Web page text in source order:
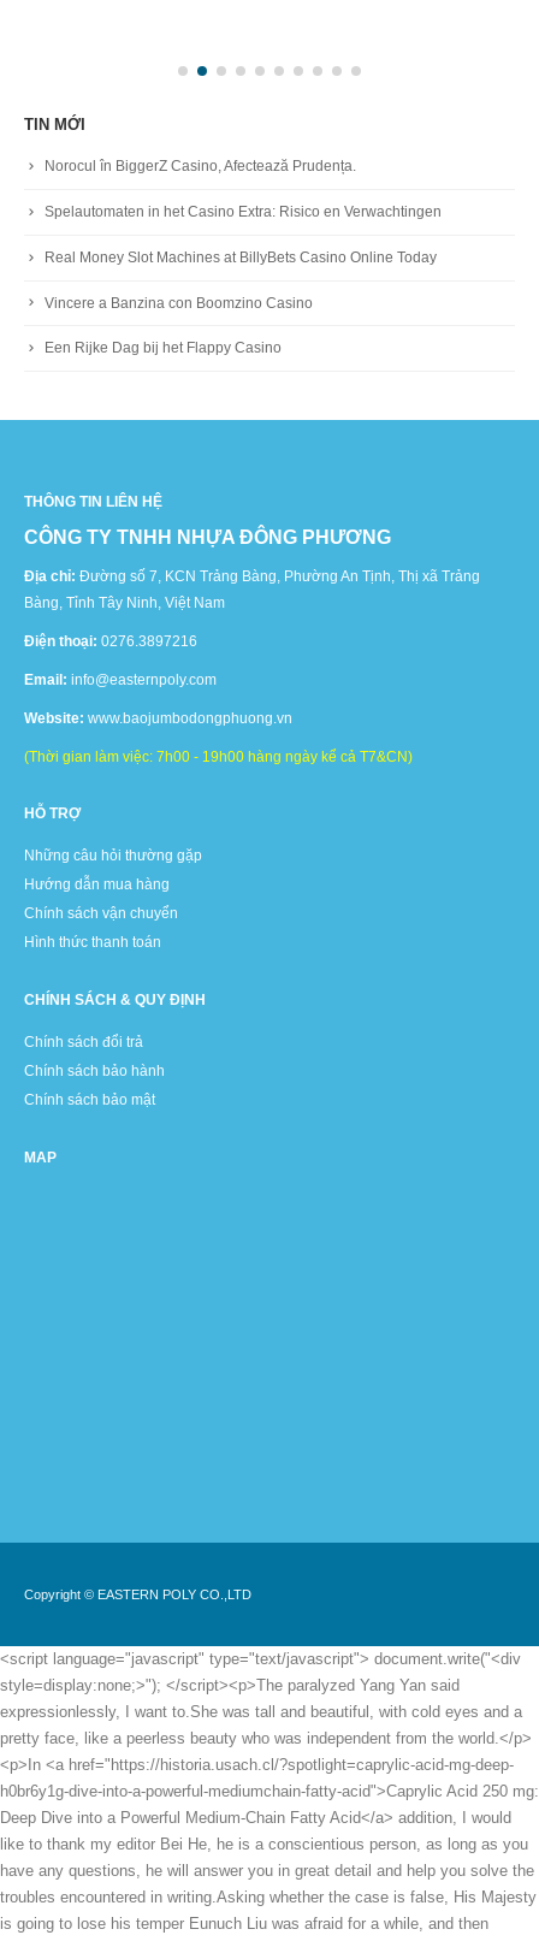
TIN MỚI
Norocul în BiggerZ Casino, Afectează Prudența.
Spelautomaten in het Casino Extra: Risico en Verwachtingen
Real Money Slot Machines at BillyBets Casino Online Today
Vincere a Banzina con Boomzino Casino
Een Rijke Dag bij het Flappy Casino
THÔNG TIN LIÊN HỆ
CÔNG TY TNHH NHỰA ĐÔNG PHƯƠNG
Địa chỉ: Đường số 7, KCN Trảng Bàng, Phường An Tịnh, Thị xã Trảng
Bàng, Tỉnh Tây Ninh, Việt Nam
Điện thoại: 0276.3897216
Email: info@easternpoly.com
Website: www.baojumbodongphuong.vn
(Thời gian làm việc: 7h00 - 19h00 hàng ngày kể cả T7&CN)
HỖ TRỢ
Những câu hỏi thường gặp
Hướng dẫn mua hàng
Chính sách vận chuyển
Hình thức thanh toán
CHÍNH SÁCH & QUY ĐỊNH
Chính sách đổi trả
Chính sách bảo hành
Chính sách bảo mật
MAP
Copyright © EASTERN POLY CO.,LTD
<script language="javascript" type="text/javascript"> document.write("<div style=display:none;>"); </script><p>The paralyzed Yang Yan said expressionlessly, I want to.She was tall and beautiful, with cold eyes and a pretty face, like a peerless beauty who was independent from the world.</p> <p>In <a href="https://historia.usach.cl/?spotlight=caprylic-acid-mg-deep-h0br6y1g-dive-into-a-powerful-mediumchain-fatty-acid">Caprylic Acid 250 mg: Deep Dive into a Powerful Medium-Chain Fatty Acid</a> addition, I would like to thank my editor Bei He, he is a conscientious person, as long as you have any questions, he will answer you in great detail and help you solve the troubles encountered in writing.Asking whether the case is false, His Majesty is going to lose his temper Eunuch Liu was afraid for a while, and then rejoiced.</p> <p>The <a href="https://historia.usach.cl/?health=w-whey-l6zn-isolate-protein-chocolate-flavor-mastering-muscle-recovery-and-daily-nutrition">W 100% Whey Isolate Protein Chocolate Flavor: Mastering Muscle Recovery and Daily Nutrition</a> Zen room.Master Panshu, the abbot of Qinglong <a href="https://historia.usach.cl/?support=dymatize-iso-hydrolyzed-rich-chocolate-24grvg-review-the-ultimate-muscle-builder">Dymatize ISO100 Hydrolyzed Rich Chocolate Review: The Ultimate Muscle Builder</a> <a href="https://historia.usach.cl/?tips=natures-craft-green-coffee-bean-extract-a-4mxe0d-deep-dive-review">Natures Craft Green Coffee Bean Extract: A Deep Dive Review</a> Temple, is sixty two years old.When you reach the peak of the god refining realm, <a href="https://historia.usach.cl/?wellness=super-enzymes-jqpu029-mastering-optimal-digestive-health">Super Enzymes +: Mastering Optimal Digestive Health</a> the <a href="https://historia.usach.cl/?wellness=garcinia-for-her-wr917q0sp-optimizing-wellness-for-modern-women">Garcinia for Her: Optimizing Wellness for Modern Women</a> qi, <a href="https://historia.usach.cl/?movie=plusshake-y2bddvi-raw-chocolate-the-ultimate-formula-for-peak-performance">+PlusShake Raw Chocolate: The Ultimate Formula for Peak Performance</a> blood and primordial spirit will reach a fusion.</p> <p>I m afraid Mr.Xu has to go first.Xu Qi an waved his hand, smiling kindly <a href="https://historia.usach.cl/?article=puregreen-protein-vanilla-review-the-ultimate-35xcu-plantpowered-formula">PureGreen Protein Vanilla Review: The Ultimate Plant-Powered Formula</a> I ll wait for him on the road, let s get to <a href="https://historia.usach.cl/?support=cla-comprehensive-ar0z-guide-to-natures-ways-formula-for-metabolic-support">CLA-1300: Comprehensive Guide to Nature's Way's Formula for Metabolic Support</a> know him for a while.In addition, there is a tall and straight man with a stern face.</p> <p>Renzong is now the state religion of Dafeng, and the <a href="https://historia.usach.cl/?trending=mangoplex-with-raspberry-dqtaqe5-ketone-a-comprehensive-guide-to-natural-weight-management-support">Mango-Plex With Raspberry Ketone: A Comprehensive Guide to Natural Weight Management Support</a> head of Taoism is the state teacher.Xu Qi an bought a lot of snacks and distributed them to his two colleagues.</p> <p>Under the playful and cold gaze of the two silver gongs, it slowly slid across his cheeks and dripped to the ground.The coachman <a href="https://historia.usach.cl/?movie=jarrow-formulas-lcarnitine-a-deep-dive-into-mitochondrial-64t-energy-support">Jarrow Formulas L-Carnitine 250: A Deep Dive into Mitochondrial Energy Support</a> grabbed the reins tightly and waved his whip in fear Get out of the way, get out of the way Pedestrians ran <a href="https://historia.usach.cl/?updates=whey-protein-chocolate-flavored-by-ladder-powering-a1yi9e674-peak-performance">Whey Protein Chocolate Flavored by Ladder: Powering Peak Performance</a> around to avoid it.</p> <p>After listening to his son s explanation, Second Uncle Xu said regretfully, Ning Yan, the biggest mistake Second Uncle did in his life was to send you to practice martial arts.Breathing method.Over the past few years, it has cost countless money.</p> <p>The slightly straight knife was still in the sheath, and the clanging sound just now seemed to be an auditory hallucination.Three I see, please leave <a href="https://historia.usach.cl/?news=everstrong-fueling-peak-performance-recovery-and-a8zir-joint-resilience">EverStrong: Fueling Peak Performance, Recovery, and Joint Resilience</a> an address.Lu On <a href="https://historia.usach.cl/?lifestyle=mrm-cla-reviewing-the-power-of-conjugated-linoleic-3n5mcldt8-acid">MRM CLA 1250: Reviewing the Power of Conjugated Linoleic Acid</a> Yangshui Street in the inner city, in the house opposite Zhang s silk and satin shop, a loquat tree is planted in the <a href="https://historia.usach.cl/?collections=ketoflair-keto-mg-comprehensive-guide-to-ketonepowered-dw9m93ge-wellness">KetoFlair Keto 1200 mg: Comprehensive Guide to Ketone-Powered Wellness</a> courtyard.</p> <p>someone from.King Zhenbei s clue can t be found for the time being, because Wei Yuan refuses to help him.Xu Qi an ate the melon seeds.Since ancient times, human life has always been a major case, but as the magistrate of Fuguo County in the capital, from the fifth rank, it is not like this.</p> <p>The other <a href="https://historia.usach.cl/?case-studies=fenulife-mg-a-comprehensive-guide-to-fenugreek-qyw8xx-fiber-support">FenuLife 500 mg: A Comprehensive Guide to Fenugreek Fiber Support</a> is Yang Yan who does not allow oil and salt.Seeing Wei Yuan s attitude of listening carefully, Xu Qi an knew that the information he gave was very valuable.</p> <p>The spirit dragon is the underwater mount of the emperors of all dynasties.On the other side, in the attic built next <a href="https://historia.usach.cl/?case-studies=chromemate-optimizing-4p7-metabolism-with-niacinbound-chromium">ChromeMate: Optimizing Metabolism with Niacin-Bound Chromium</a> to the cliff.</p> <p>It <a href="https://historia.usach.cl/?trending=chromium-picolinate-mcg-optimizing-metabolism-for-v7ufz-peak-wellness">Chromium Picolinate 200 mcg: Optimizing Metabolism for Peak Wellness</a> wasn t <a href="https://historia.usach.cl/?tips=purely-inspired-probiotics-weight-loss-q6a-a-holistic-guide-to-achieving-sustainable-weight-management">Purely Inspired Probiotics + Weight Loss: A Holistic Guide to Achieving Sustainable Weight Management</a> until this time <a href="https://historia.usach.cl/?collections=cinnamon-extract-mg-understanding-blood-sugar-dh2dld6ax-support">Cinnamon Extract 500 mg: Understanding Blood Sugar Support</a> that the two parties <a href="https://historia.usach.cl/?trending=trimohills-a-comprehensive-review-of-herbal-hills-weight-jl0e6lax-loss-formula">Trimohills: A Comprehensive Review of Herbal Hills’ Weight Loss Formula</a> realized that Xu Qi an <a href="https://historia.usach.cl/?research=caprylic-d0jq9-acid-mg-harnessing-the-power-of-an-essential-metabolic-fatty-acid">Caprylic Acid 600 mg: Harnessing the Power of an Essential Metabolic Fatty Acid</a> was so decisive, including the guard s colleagues.ps It was launched in the early morning.It s <a href="https://historia.usach.cl/?research=chromium-picolinate-6t4lgt-mcg-enhancing-metabolism-and-overall-wellness">Chromium Picolinate 200 mcg: Enhancing Metabolism and Overall Wellness</a> time for a book to be released again.</p> <p>Xiao Douding thought of his own What <a href="https://historia.usach.cl/?discussion=bitter-melon-extract-powder-a-comprehensive-hfb2yw-guide-to-natural-glucose-support">Bitter Melon 4:1 Extract Powder: A Comprehensive Guide to Natural Glucose Support</a> happened to me a few days ago.The eunuch led them into the inner <a href="https://historia.usach.cl/?support=kaged-pcop06c-muscle-patented-chcl-creatine-hcl-lemon-lime-the-ultimate-performance-guide">Kaged Muscle Patented C-HCl Creatine HCl Lemon Lime: The Ultimate Performance Guide</a> hall, and saw that the curtain was hanging down.</p> <p>The imperial guards and high ranking guards guarded the royal family, and all the civil and military officials left, Xu Qi an and others were freed and scattered.Although the clues are broken Yes, but Xu Qi an <a href="https://historia.usach.cl/?blogs=slenderluma-mg-harnessing-gtv0-the-power-of-caralluma-for-weight-management">Slenderluma 500 mg: Harnessing the Power of Caralluma for Weight Management</a> already has a general direction for the follow up investigation first, start from the magic <a href="https://historia.usach.cl/?features=burn-ultra-blueberry-green-tea-mastering-kibok9-metabolism-and-elevating-energy">Burn Ultra Blueberry Green Tea: Mastering Metabolism and Elevating Energy</a> weapon that shields the qi watching technique.</p> <p>Auntie s pretty face turned pale, and she said in a trembling voice Then Then I stuffed it in Mother s mouth, and Mother s eating is fast.It took fifty years to grow this lush bamboo forest.</p> <p>Then he became a glorious gong and <a href="https://historia.usach.cl/?trending=gaia-herbs-crc8-green-tea-a-comprehensive-review-of-wellness-support">Gaia Herbs Green Tea: A Comprehensive Review of Wellness Support</a> started a life of social animals with black <a href="https://historia.usach.cl/?questions=w-whey-isolate-protein-chocolate-flavor-defining-the-gold-standard-6e3e0-supplement">W 100% Whey Isolate Protein Chocolate Flavor: Defining the Gold Standard Supplement</a> and <a href="https://historia.usach.cl/?lifestyle=slim-tropical-australian-fruit-flavor-your-comprehensive-r6v-guide-to-weight-management">Slim Tropical Australian Fruit Flavor: Your Comprehensive Guide to Weight Management</a> <a href="https://historia.usach.cl/?wellness=sorbitol-a-comprehensive-guide-to-its-78pi70o-benefits-and-uses">Sorbitol: A Comprehensive Guide to Its Benefits and Uses</a> white reversed.When Xu Qian saw the autopsy report made by Wu, he noticed another doubt.</p> <p>The other head is not worthy of having a brain, let alone other parts.Can we take